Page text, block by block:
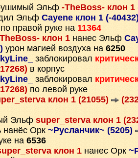
Эльф -TheBoss- клон 1
Эльф Cayene клон 1 (-
правой руке на 11364
клон 1 нанес Эльф
урон магией воздуха на 6250
заблокировал
в корпус
заблокировал
по левой руке
клон 1 (21055)
Эльф super_sterva клон 1
нанёс Орк ~Русланчик~ (5205)
на 6536
клон 1 нанес Орк